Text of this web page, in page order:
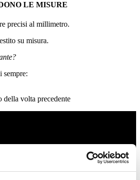
LE MISURE
precisi al millimetro.
su misura.
sempre:
della volta precedente